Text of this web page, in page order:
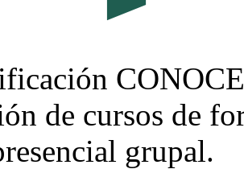
de cursos de
grupal.